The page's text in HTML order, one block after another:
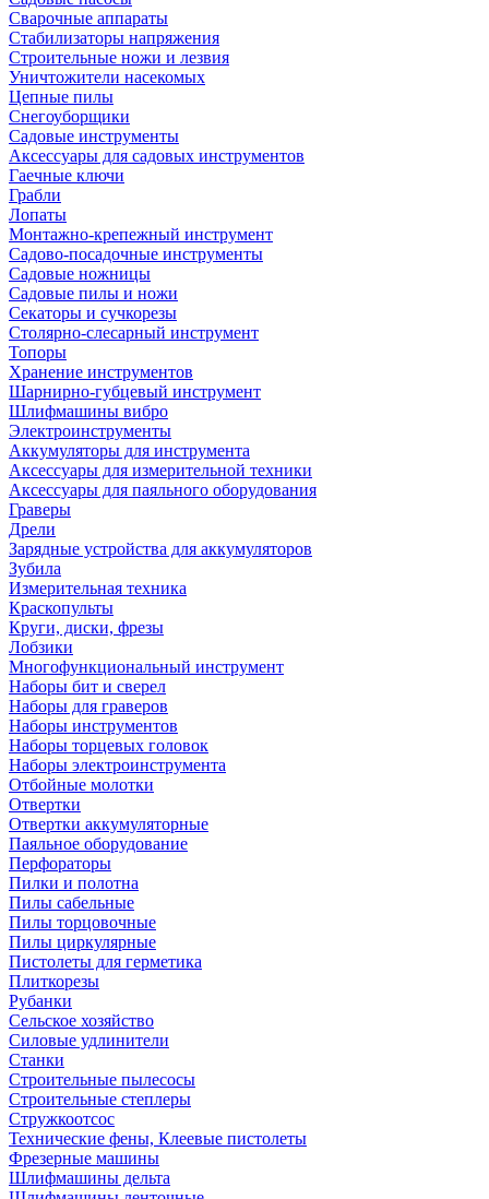
Сварочные аппараты
Стабилизаторы напряжения
Строительные ножи и лезвия
Уничтожители насекомых
Цепные пилы
Снегоуборщики
Садовые инструменты
Аксессуары для садовых инструментов
Гаечные ключи
Грабли
Лопаты
Монтажно-крепежный инструмент
Садово-посадочные инструменты
Садовые ножницы
Садовые пилы и ножи
Секаторы и сучкорезы
Столярно-слесарный инструмент
Топоры
Хранение инструментов
Шарнирно-губцевый инструмент
Шлифмашины вибро
Электроинструменты
Аккумуляторы для инструмента
Аксессуары для измерительной техники
Аксессуары для паяльного оборудования
Граверы
Дрели
Зарядные устройства для аккумуляторов
Зубила
Измерительная техника
Краскопульты
Круги, диски, фрезы
Лобзики
Многофункциональный инструмент
Наборы бит и сверел
Наборы для граверов
Наборы инструментов
Наборы торцевых головок
Наборы электроинструмента
Отбойные молотки
Отвертки
Отвертки аккумуляторные
Паяльное оборудование
Перфораторы
Пилки и полотна
Пилы сабельные
Пилы торцовочные
Пилы циркулярные
Пистолеты для герметика
Плиткорезы
Рубанки
Сельское хозяйство
Силовые удлинители
Станки
Строительные пылесосы
Строительные степлеры
Стружкоотсос
Технические фены, Клеевые пистолеты
Фрезерные машины
Шлифмашины дельта